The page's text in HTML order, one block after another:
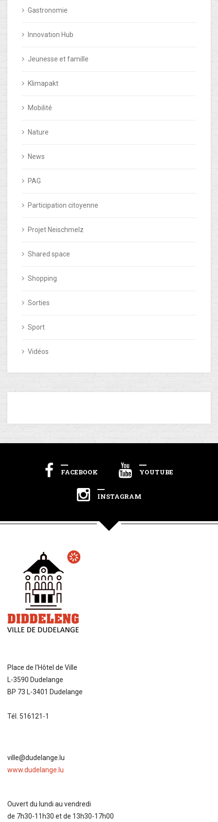
Gastronomie
Innovation Hub
Jeunesse et famille
Klimapakt
Mobilité
Nature
News
PAG
Participation citoyenne
Projet Neischmelz
Shared space
Shopping
Sorties
Sport
Vidéos
FACEBOOK YOUTUBE
INSTAGRAM
Place de l'Hôtel de Ville
L-3590 Dudelange
BP 73 L-3401 Dudelange
Tél. 516121-1
ville@dudelange.lu
www.dudelange.lu
Ouvert du lundi au vendredi
de 7h30-11h30 et de 13h30-17h00